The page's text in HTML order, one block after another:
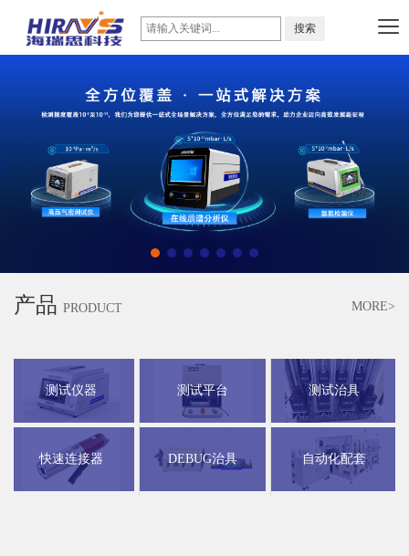
产品 PRODUCT MORE>
测试仪器 测试平台 测试治具
快速连接器 DEBUG治具 自动化配套